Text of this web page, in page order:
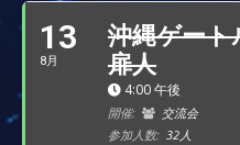
13
8月
沖縄ゲート
扉人
4:00 午後
開催:
交流会
参加人数: 32人